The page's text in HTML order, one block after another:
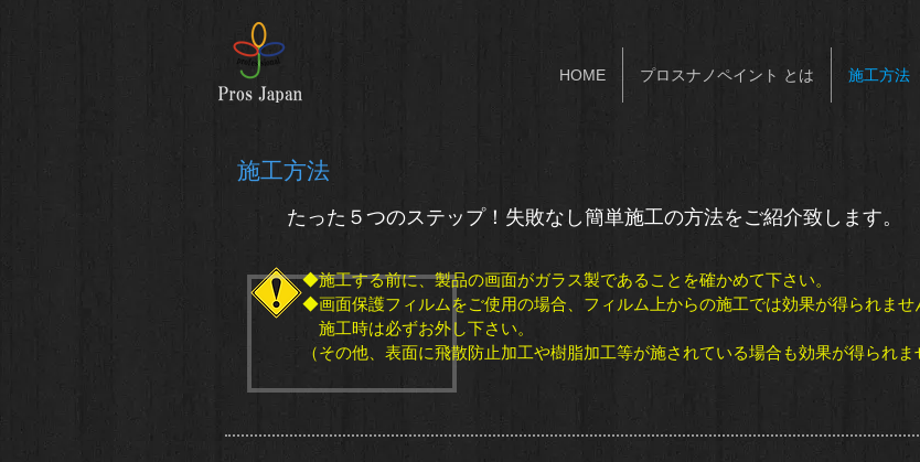
HOME プロスナノペイント とは 施工方法
​施工方法
◆施工する前に、製品の画面がガラス製であることを確かめて下さい。
◆画面保護フィルムをご使用の場合、フィルム上からの施工では効果が得られませ
施工時は必ずお外し下さい。
（その他、表面に飛散防止加工や樹脂加工等が施されている場合も効果が得られま
たった５つのステップ！失敗なし簡単施工の方法をご紹介致します。